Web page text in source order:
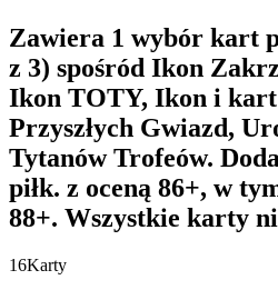
Zawiera 1 wybór kart
z 3) spośród Ikon
Ikon TOTY, Ikon i
Przyszłych Gwiazd,
Tytanów Trofeów.
piłk. z oceną 86+, w
88+. Wszystkie karty
16Karty